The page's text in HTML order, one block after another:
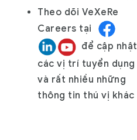
Theo dõi VeXeRe
Careers tại
để cập nhật
các vị trí tuyển dụng
và rất nhiều những
thông tin thú vị khác